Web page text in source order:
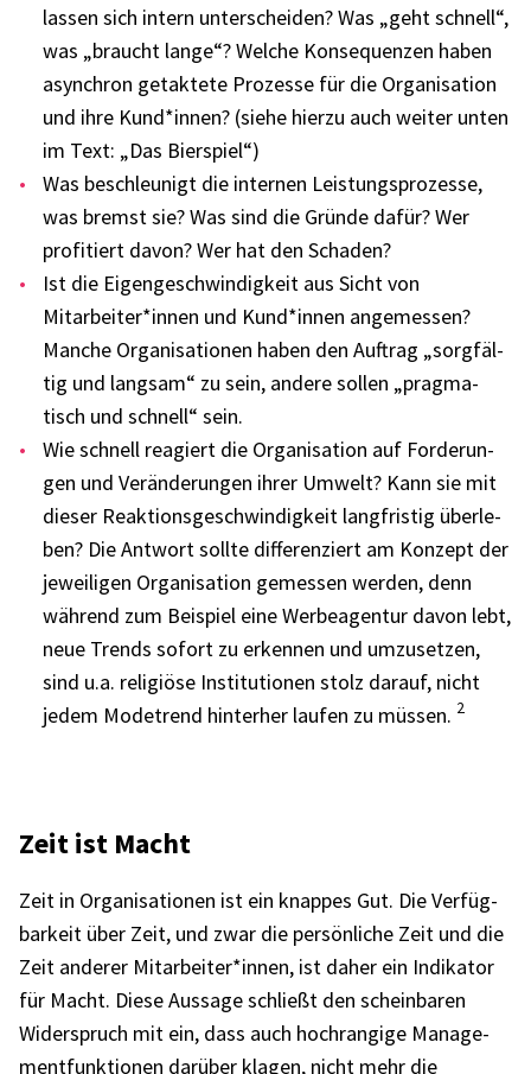
lassen sich intern unter­schei­den? Was „geht schnell“,
was „braucht lange“? Welche Konse­quen­zen haben
asyn­chron getak­tete Prozesse für die Orga­ni­sa­tion
und ihre Kund*innen? (siehe hierzu auch weiter unten
im Text: „Das Bier­spiel“)
Was beschleu­nigt die inter­nen Leis­tungs­pro­zesse,
was bremst sie? Was sind die Gründe dafür? Wer
profi­tiert davon? Wer hat den Scha­den?
Ist die Eigen­ge­schwin­dig­keit aus Sicht von
Mitarbeiter*innen und Kund*innen ange­mes­sen?
Manche Orga­ni­sa­tio­nen haben den Auftrag „sorg­fäl­
tig und lang­sam“ zu sein, andere sollen „prag­ma­
tisch und schnell“ sein.
Wie schnell reagiert die Orga­ni­sa­tion auf Forde­run­
gen und Verän­de­run­gen ihrer Umwelt? Kann sie mit
dieser Reak­ti­ons­ge­schwin­dig­keit lang­fris­tig über­le­
ben? Die Antwort sollte diffe­ren­ziert am Konzept der
jewei­li­gen Orga­ni­sa­tion gemes­sen werden, denn
während zum Beispiel eine Werbe­agen­tur davon lebt,
neue Trends sofort zu erken­nen und umzu­set­zen,
sind u.a. reli­giöse Insti­tu­tio­nen stolz darauf, nicht
jedem Mode­trend hinter­her laufen zu müssen. 2
Zeit ist Macht
Zeit in Orga­ni­sa­tio­nen ist ein knap­pes Gut. Die Verfüg­
bar­keit über Zeit, und zwar die persön­li­che Zeit und die
Zeit ande­rer Mitarbeiter*innen, ist daher ein Indi­ka­tor
für Macht. Diese Aussage schließt den schein­ba­ren
Wider­spruch mit ein, dass auch hoch­ran­gige Manage­
ment­funk­tio­nen darüber klagen, nicht mehr die